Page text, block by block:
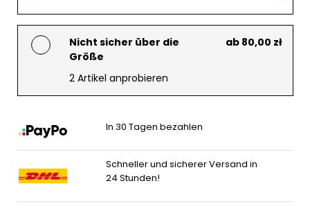
Nicht sicher über die
Größe
ab 80,00 zł
2 Artikel anprobieren
In 30 Tagen bezahlen
Schneller und sicherer Versand in
24 Stunden!